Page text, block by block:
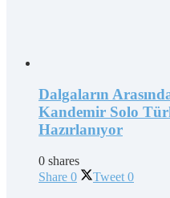
Dalgaların
Kandemir Solo
Hazırlanıyor
0 shares
Share 0 Tweet 0